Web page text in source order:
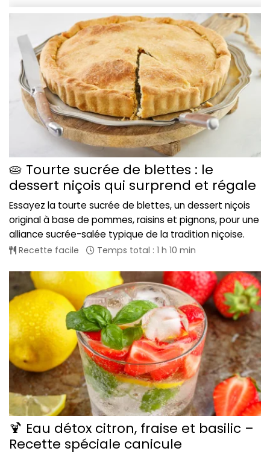
🥧 Tourte sucrée de blettes : le
dessert niçois qui surprend et régale
Essayez la tourte sucrée de blettes, un dessert niçois
original à base de pommes, raisins et pignons, pour une
alliance sucrée-salée typique de la tradition niçoise.
Recette facile Temps total : 1 h 10 min
🍹 Eau détox citron, fraise et basilic –
Recette spéciale canicule